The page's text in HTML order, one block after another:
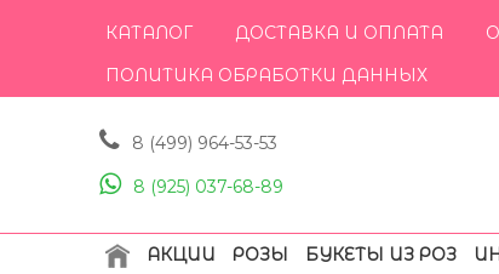
КАТАЛОГ ДОСТАВКА И ОПЛАТА
ПОЛИТИКА ОБРАБОТКИ ДАННЫХ
8 (499) 964-53-53
8 (925) 037-68-89
АКЦИИ РОЗЫ БУКЕТЫ ИЗ РОЗ